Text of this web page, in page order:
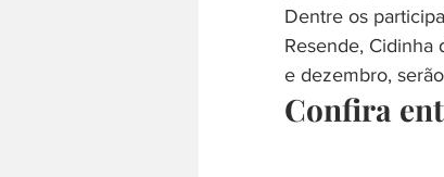
Dentre os
Resende, Cidinha
e dezembro,
Confira